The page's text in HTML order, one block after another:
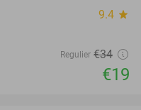
9.4 star
Regulier €34
€19